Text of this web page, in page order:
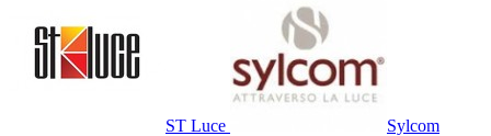
ST Luce Sylcom